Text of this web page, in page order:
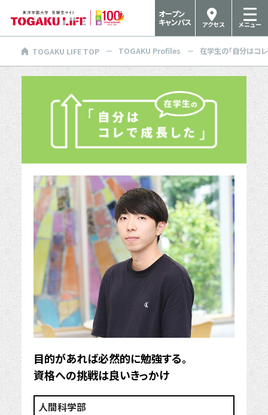
メニュー
アクセス
オープン
キャンパス
TOGAKU LIFE TOP TOGAKU Profiles 在学生の「自分はコレ
目的があれば必然的に勉強する。
資格への挑戦は良いきっかけ
人間科学部